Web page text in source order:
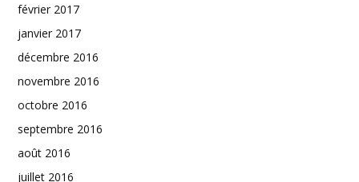
février 2017
janvier 2017
décembre 2016
novembre 2016
octobre 2016
septembre 2016
août 2016
juillet 2016